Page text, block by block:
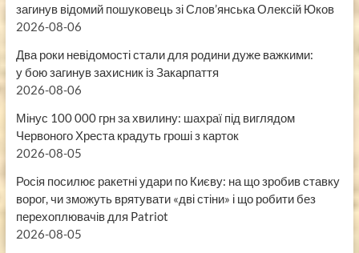
загинув відомий пошуковець зі Слов’янська Олексій Юков
2026-08-06
Два роки невідомості стали для родини дуже важкими:
у бою загинув захисник із Закарпаття
2026-08-06
Мінус 100 000 грн за хвилину: шахраї під виглядом
Червоного Хреста крадуть гроші з карток
2026-08-05
Росія посилює ракетні удари по Києву: на що зробив ставку
ворог, чи зможуть врятувати «дві стіни» і що робити без
перехоплювачів для Patriot
2026-08-05